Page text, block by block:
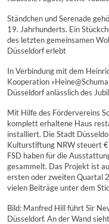
Ständchen und Serenade
19. Jahrhunderts. Ein
des letzten gemeinsamen
Düsseldorf erlebt
In Verbindung mit dem
Kooperation
Düsseldorf anlässlich des
Mit Hilfe des Fördervereins
komplett erhaltene Haus
installiert. Die Stadt
Kulturstiftung NRW steuert
FSD haben für die
gesammelt. Das Projekt ist
ersten oder zweiten Quartal
vielen Beiträge unter dem
Bild: Manfred Hill führt Sir
Düsseldorf. An der Wand